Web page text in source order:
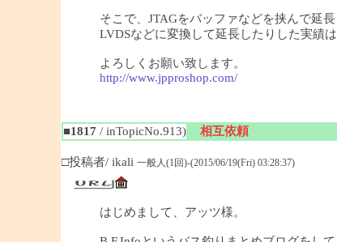
そこで、JTAGをバッファなどを挟んで延長
LVDSなどに変換して延長したりした実績
よろしくお願い致します。
http://www.jpproshop.com/
■1817 / inTopicNo.913)
相互依頼
□投稿者/ ikali 一般人(1回)-(2015/06/19(Fri) 03:28:37)
はじめまして、アッツ様。